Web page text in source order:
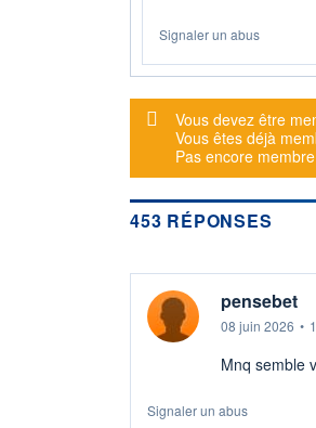
Signaler un abus
Message d'alerte
Vous devez être
Vous êtes déjà
Pas encore
453 RÉPONSES
pensebet
08 juin 2026 •
Mnq semble
Signaler un abus